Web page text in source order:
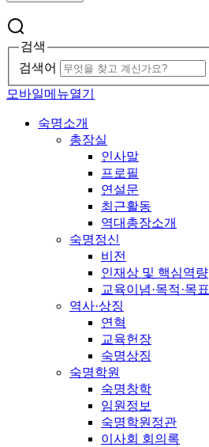
검색
검색어
모바일메뉴열기
숙명소개
총장실
인사말
프로필
연설문
최근활동
역대총장소개
숙명정신
비전
인재상 및 핵심역량
교육이념·목적·목표
역사·상징
연혁
교육헌장
숙명상징
숙명학원
숙명창학
임원정보
숙명학원정관
이사회 회의록